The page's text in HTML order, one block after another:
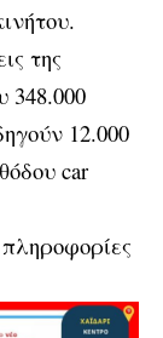
της
348.000
12.000
car